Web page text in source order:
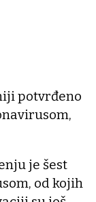
potvrđeno
je šest
od kojih